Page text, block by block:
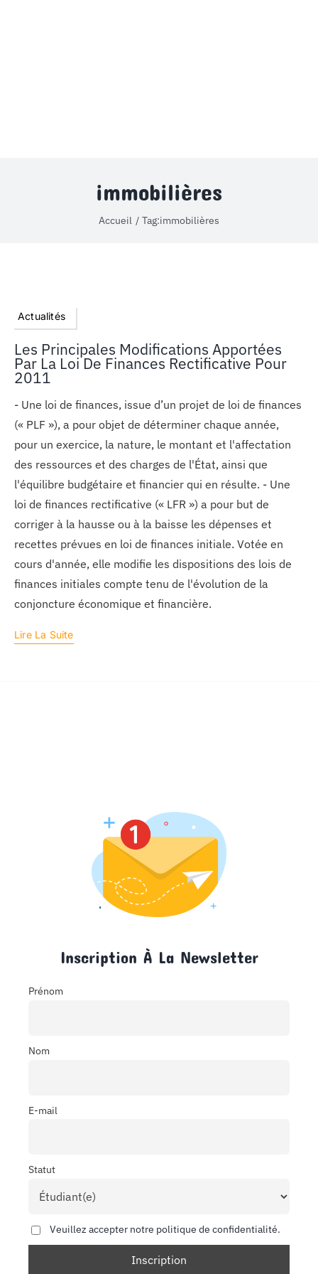
immobilières
Accueil Tag:immobilières
Actualités
Les Principales Modifications Apportées
Par La Loi De Finances Rectificative Pour
2011
- Une loi de finances, issue d’un projet de loi de finances
(« PLF »), a pour objet de déterminer chaque année,
pour un exercice, la nature, le montant et l'affectation
des ressources et des charges de l'État, ainsi que
l'équilibre budgétaire et financier qui en résulte. - Une
loi de finances rectificative (« LFR ») a pour but de
corriger à la hausse ou à la baisse les dépenses et
recettes prévues en loi de finances initiale. Votée en
cours d'année, elle modifie les dispositions des lois de
finances initiales compte tenu de l'évolution de la
conjoncture économique et financière.
Lire La Suite
Inscription À La Newsletter
Prénom
Nom
E-mail
Statut
Veuillez accepter notre politique de confidentialité.